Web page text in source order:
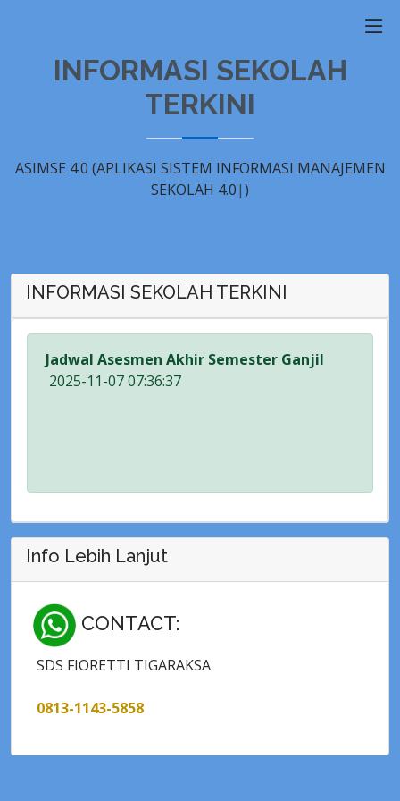
INFORMASI SEKOLAH
TERKINI
ASIMSE 4.0 (APLIKASI SISTEM INFORMASI MANAJEMEN
SEKOLAH 4.0|)
INFORMASI SEKOLAH TERKINI
Jadwal Asesmen Akhir Semester Ganjil
2025-11-07 07:36:37
Info Lebih Lanjut
CONTACT:
SDS FIORETTI TIGARAKSA
0813-1143-5858